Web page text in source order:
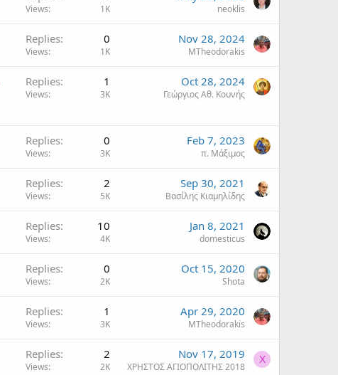
Views 1K neoklis
Replies 0
Views 1K
Nov 28, 2024
MTheodorakis
Replies 1
Views 3K
Oct 28, 2024
Γεώργιος Αθ. Κουνής
Replies 0
Views 3K
Feb 7, 2023
π. Μάξιμος
Replies 2
Views 5K
Sep 30, 2021
Βασίλης Κιαμηλίδης
Replies 10
Views 4K
Jan 8, 2021
domesticus
Replies 0
Views 2K
Oct 15, 2020
Shota
Replies 1
Views 3K
Apr 29, 2020
MTheodorakis
Replies 2
Views 2K
Nov 17, 2019
ΧΡΗΣΤΟΣ ΑΓΙΟΠΟΛΙΤΗΣ 2018
Χ